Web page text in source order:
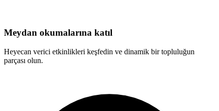
Meydan okumalarına katıl
Heyecan verici etkinlikleri keşfedin ve dinamik bir topluluğun
parçası olun.